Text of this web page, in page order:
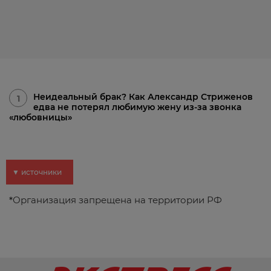
1
Неидеальный брак? Как Александр Стриженов
едва не потерял любимую жену из-за звонка
«любовницы»
▼ источники
*Организация запрещена на территории РФ